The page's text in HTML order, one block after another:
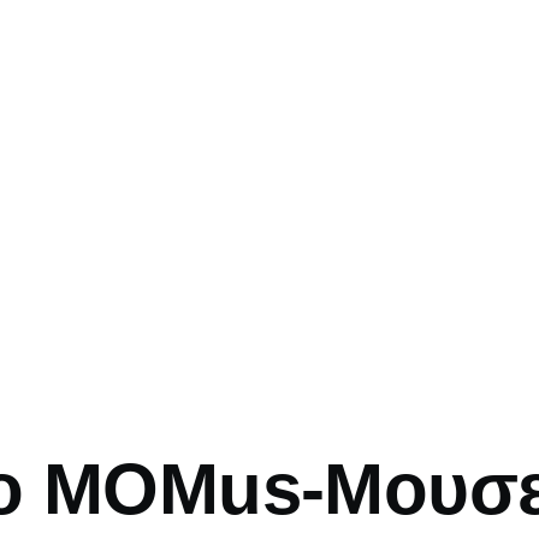
MOMus-